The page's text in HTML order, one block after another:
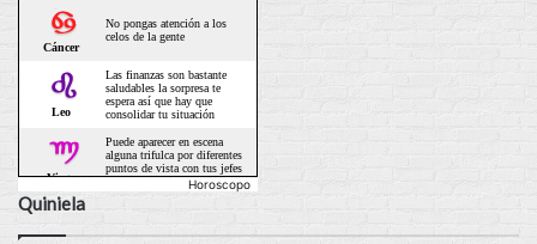
Horoscopo
Quiniela